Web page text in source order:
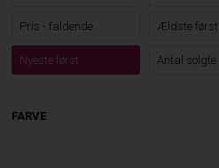
Pris - faldende Ældste først
Nyeste først Antal solgte
FARVE